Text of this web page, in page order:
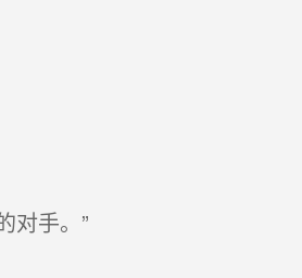
对手。”